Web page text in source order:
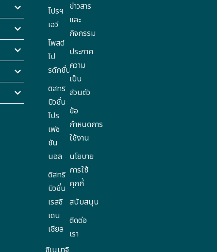
ดิสทริ
บิวชั่น
เรสซิ
เดน
เชียล
ดิสทริ
บิวชั่น
โปร
เฟซ
ชัน
นอล
โพสต์
โป
รดักชั่น
โปรฯ
เอวี
ข่าวสาร
และ
กิจกรรม
ประกาศ
ความ
เป็น
ส่วนตัว
ข้อ
กำหนดการ
ใช้งาน
นโยบาย
การใช้
คุกกี้
สนับสนุน
ติดต่อ
เรา